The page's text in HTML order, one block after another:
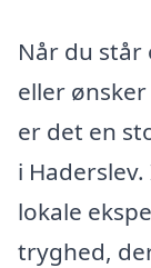
Når du
eller
er det en
i
lokale
tryghed,